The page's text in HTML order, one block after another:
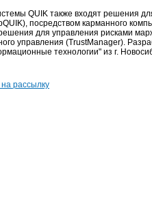
QUIK также входят решения
посредством карманного
для управления рисками
управления (TrustManager).
технологии" из г.
рассылку